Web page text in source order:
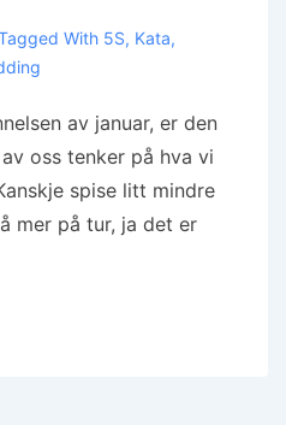
With 5S, Kata,
av januar, er den
oss tenker på hva vi
spise litt mindre
mer på tur, ja det er